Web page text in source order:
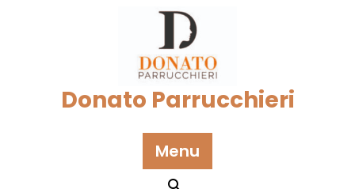
Donato Parrucchieri
Menu